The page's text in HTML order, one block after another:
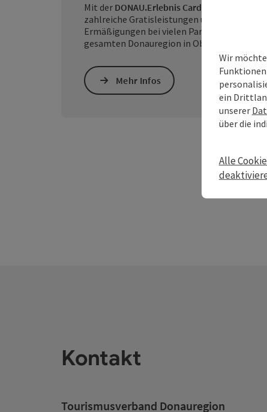
Mit der DONAU.Erlebnis Card
zahlreiche Gratisleistungen und
Ermäßigungen bei vielen Partnern in der
gesamten Donauregion in Oberösterreich!
Mehr Infos
Kontakt
Tourismusverband Donauregion
Wir
ein
unserer
über die
Alle